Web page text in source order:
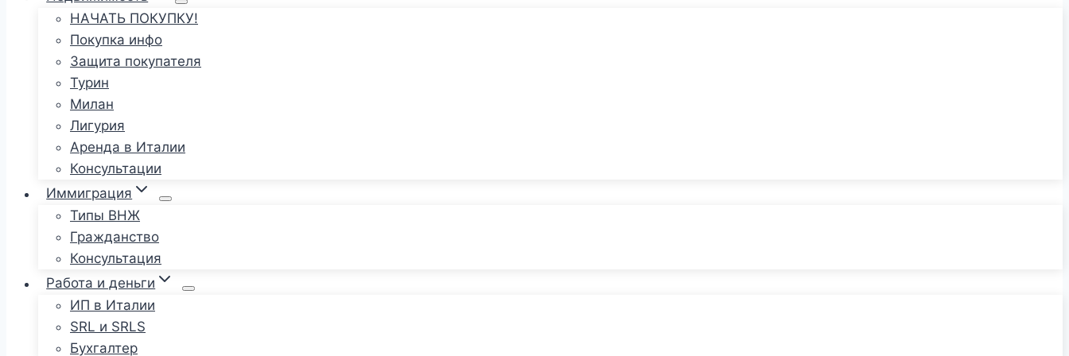
НАЧАТЬ ПОКУПКУ!
Покупка инфо
Защита покупателя
Турин
Милан
Лигурия
Аренда в Италии
Консультации
Иммиграция
Типы ВНЖ
Гражданство
Консультация
Работа и деньги
ИП в Италии
SRL и SRLS
Бухгалтер